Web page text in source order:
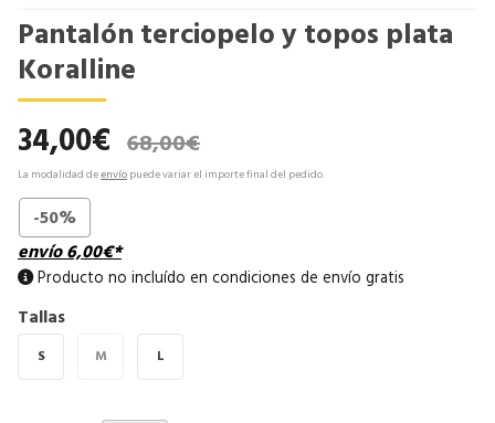
Pantalón terciopelo y topos plata
Koralline
34,00€ 68,00€
La modalidad deenvío puede variar el importe final del pedido.
-50%
envío6,00€*
Producto no incluído en condiciones de envío gratis
Tallas
S M L